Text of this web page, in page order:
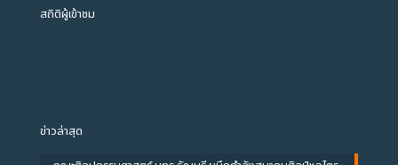
สถิติผู้เข้าชม
ข่าวล่าสุด